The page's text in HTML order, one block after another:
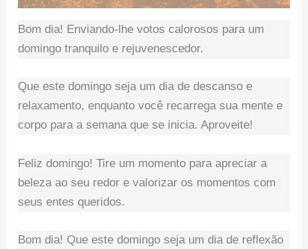
Bom dia! Enviando-lhe votos calorosos para um
domingo tranquilo e rejuvenescedor.
Que este domingo seja um dia de descanso e
relaxamento, enquanto você recarrega sua mente e
corpo para a semana que se inicia. Aproveite!
Feliz domingo! Tire um momento para apreciar a
beleza ao seu redor e valorizar os momentos com
seus entes queridos.
Bom dia! Que este domingo seja um dia de reflexão